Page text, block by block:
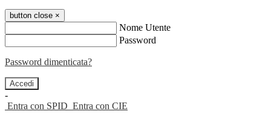
button close ×
Nome Utente
Password
Password dimenticata?
-
Entra con SPID Entra con CIE